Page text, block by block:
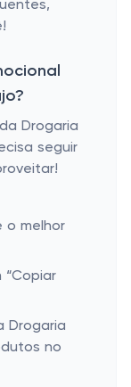
Drogaria
seguir
o melhor
“Copiar
Drogaria
no